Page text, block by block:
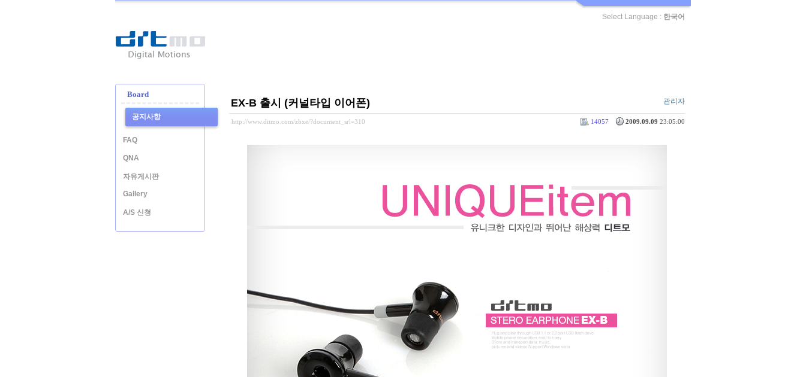
Select Language : 한국어
-
Digital
Board
공지사항
FAQ
QNA
자유게시판
Gallery
A/S 신청
EX-B 출시 (커널타입 이어폰) 관리자
http://www.ditmo.com/zbxe/?document_srl=310 2009.09.09 23:05:00
14057